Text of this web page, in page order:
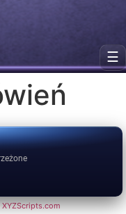
☰
XYZScripts.com